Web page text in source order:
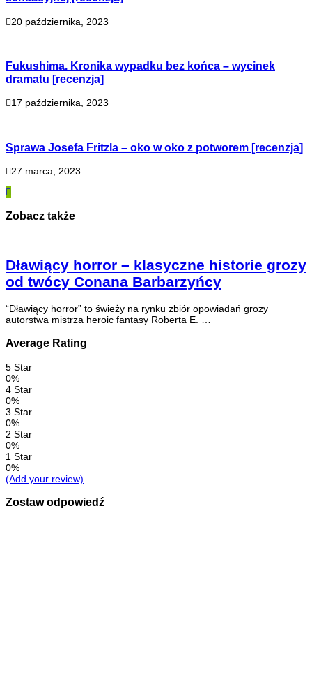
20 października, 2023
Fukushima. Kronika wypadku bez końca – wycinek
dramatu [recenzja]
17 października, 2023
Sprawa Josefa Fritzla – oko w oko z potworem [recenzja]
27 marca, 2023
Zobacz także
Dławiący horror – klasyczne historie grozy
od twócy Conana Barbarzyńcy
“Dławiący horror” to świeży na rynku zbiór opowiadań grozy
autorstwa mistrza heroic fantasy Roberta E. …
Average Rating
5 Star
0%
4 Star
0%
3 Star
0%
2 Star
0%
1 Star
0%
(Add your review)
Zostaw odpowiedź